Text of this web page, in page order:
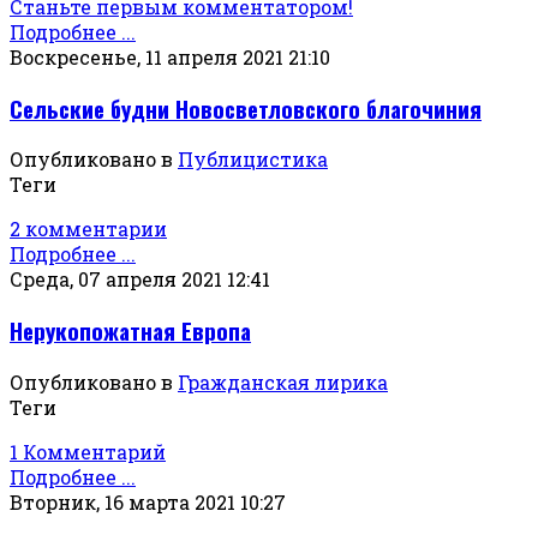
Станьте первым комментатором!
Подробнее ...
Воскресенье, 11 апреля 2021 21:10
Сельские будни Новосветловского благочиния
Опубликовано в Публицистика
Теги
2 комментарии
Подробнее ...
Среда, 07 апреля 2021 12:41
Нерукопожатная Европа
Опубликовано в Гражданская лирика
Теги
1 Комментарий
Подробнее ...
Вторник, 16 марта 2021 10:27